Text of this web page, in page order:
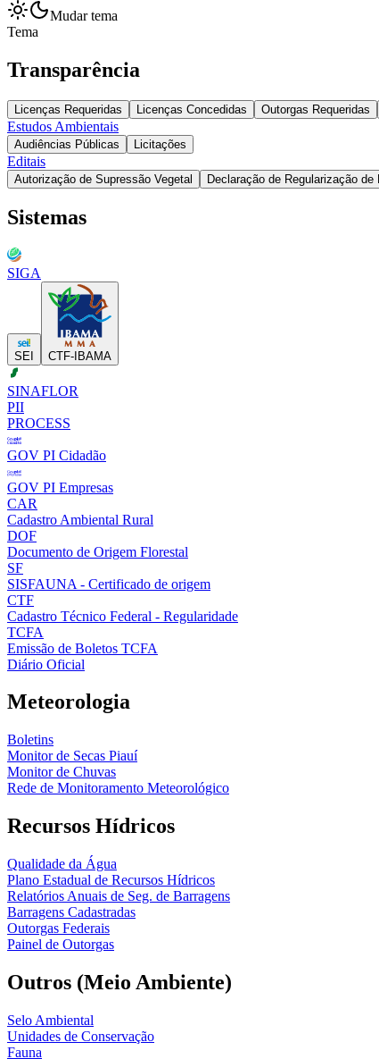
Mudar tema
Tema
Transparência
Licenças Requeridas Licenças Concedidas Outorgas Requeridas
Estudos Ambientais
Audiências Públicas Licitações
Editais
Autorização de Supressão Vegetal Declaração de Regularização de
Sistemas
SIGA
SEI CTF-IBAMA
SINAFLOR
PII
PROCESS
GOV PI Cidadão
GOV PI Empresas
CAR
Cadastro Ambiental Rural
DOF
Documento de Origem Florestal
SF
SISFAUNA - Certificado de origem
CTF
Cadastro Técnico Federal - Regularidade
TCFA
Emissão de Boletos TCFA
Diário Oficial
Meteorologia
Boletins
Monitor de Secas Piauí
Monitor de Chuvas
Rede de Monitoramento Meteorológico
Recursos Hídricos
Qualidade da Água
Plano Estadual de Recursos Hídricos
Relatórios Anuais de Seg. de Barragens
Barragens Cadastradas
Outorgas Federais
Painel de Outorgas
Outros (Meio Ambiente)
Selo Ambiental
Unidades de Conservação
Fauna